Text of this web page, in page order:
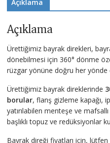
Açıklama
Açıklama
Ürettiğimiz bayrak direkleri,
dönebilmesi için 360° dönme
rüzgar yönüne doğru her yönde
Ürettiğimiz bayrak direklerinde
borular, flanş gizleme kapağı,
yatırılabilen menteşe ve
başlıklı topuz ve redüksiyonlar
Bayrak direği fiyatları için,